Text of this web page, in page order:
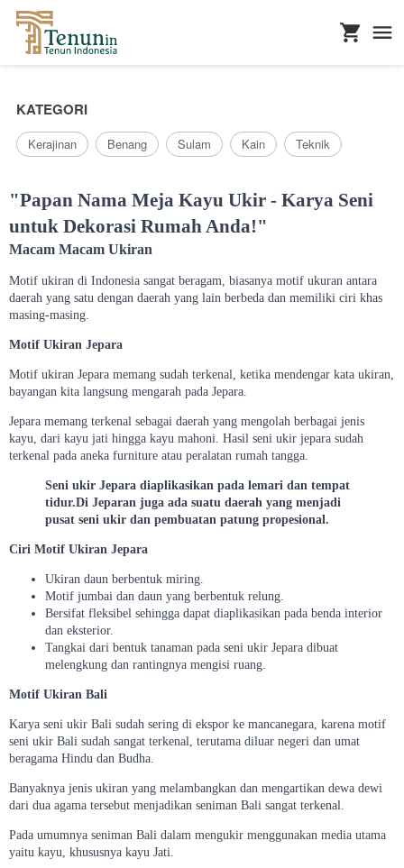
KATEGORI
Kerajinan Benang Sulam Kain Teknik
"Papan Nama Meja Kayu Ukir - Karya Seni
untuk Dekorasi Rumah Anda!"
Macam Macam Ukiran
Motif ukiran di Indonesia sangat beragam, biasanya motif ukuran antara
daerah yang satu dengan daerah yang lain berbeda dan memiliki ciri khas
masing-masing.
Motif Ukiran Jepara
Motif ukiran Jepara memang sudah terkenal, ketika mendengar kata ukiran,
bayangan kita langsung mengarah pada Jepara.
Jepara memang terkenal sebagai daerah yang mengolah berbagai jenis
kayu, dari kayu jati hingga kayu mahoni. Hasil seni ukir jepara sudah
terkenal pada aneka furniture atau peralatan rumah tangga.
Seni ukir Jepara diaplikasikan pada lemari dan tempat
tidur.Di Jeparan juga ada suatu daerah yang menjadi
pusat seni ukir dan pembuatan patung propesional.
Ciri Motif Ukiran Jepara
Ukiran daun berbentuk miring.
Motif jumbai dan daun yang berbentuk relung.
Bersifat fleksibel sehingga dapat diaplikasikan pada benda interior
dan eksterior.
Tangkai dari bentuk tanaman pada seni ukir Jepara dibuat
melengkung dan rantingnya mengisi ruang.
Motif Ukiran Bali
Karya seni ukir Bali sudah sering di ekspor ke mancanegara, karena motif
seni ukir Bali sudah sangat terkenal, terutama diluar negeri dan umat
beragama Hindu dan Budha.
Banyaknya jenis ukiran yang melambangkan dan mengartikan dewa dewi
dari dua agama tersebut menjadikan seniman Bali sangat terkenal.
Pada umumnya seniman Bali dalam mengukir menggunakan media utama
yaitu kayu, khususnya kayu Jati.